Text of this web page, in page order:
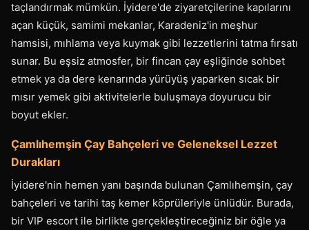
taçlandırmak mümkün. İyidere'de ziyaretçilerine kapılarını
açan küçük, samimi mekanlar, Karadeniz'in meşhur
hamsisi, mıhlama veya kuymak gibi lezzetlerini tatma fırsatı
sunar. Bu eşsiz atmosfer, bir fincan çay eşliğinde sohbet
etmek ya da dere kenarında yürüyüş yaparken sıcak bir
mısır yemek gibi aktivitelerle buluşmaya doyurucu bir
boyut ekler.
Çamlıhemşin Çay Bahçeleri ve Geleneksel Lezzet
Durakları
İyidere'nin hemen yanı başında bulunan Çamlıhemşin, çay
bahçeleri ve tarihi taş kemer köprüleriyle ünlüdür. Burada,
bir VIP escort ile birlikte gerçekleştireceğiniz bir öğle ya